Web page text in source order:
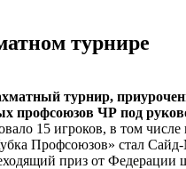
турнире
турнир,
профсоюзов ЧР под
15 игроков, в том
Профсоюзов» стал
приз от Федерации